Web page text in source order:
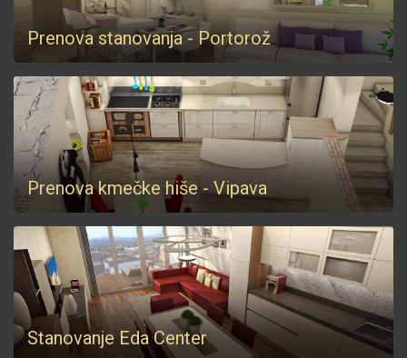
Prenova stanovanja - Portorož
Prenova kmečke hiše - Vipava
Stanovanje Eda Center